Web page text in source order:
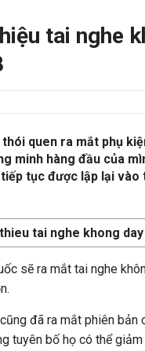
tai nghe
quen ra mắt phụ
minh hàng đầu của
tục được lập lại
sẽ ra mắt tai nghe
đã ra mắt phiên
tuyên bố họ có thể